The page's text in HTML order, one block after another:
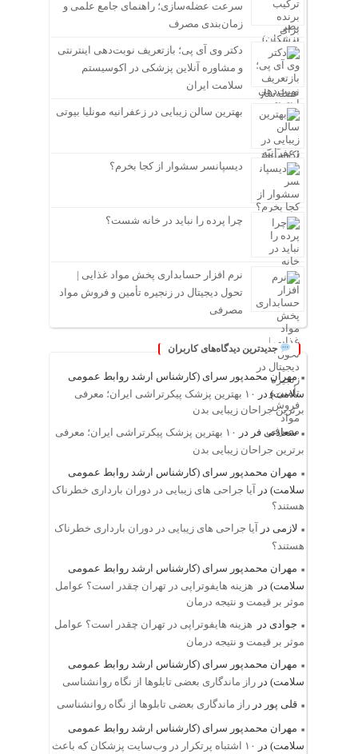
سرعت عضله‌سازی؛ راهنمای جامع علمی و
زمان‌بندی مصرف
دکتر وی آی پی؛ بازتعریف نوبت‌دهی اینترنتی
و مشاوره آنلاین پزشکی در اکوسیستم
سلامت ایران
بهترین سالن زیبایی در زعفرانیه مونلیا بیوتی
دیسپانسر سشوار از کجا بخرم؟
چرا پرده را نباید در خانه شست؟
نرم افزار حسابداری پخش مواد غذایی |
تحول دیجیتال در زنجیره تأمین و فروش مواد
مصرفی
جدیدترین دیدگاه‌های کاربران
مهران محمدپور سرای (کارشناس ارشد روابط عمومی
سلامت) در
۱۰ بهترین پزشک پیکرتراشی ایران؛ معرفی
برترین جراحان زیبایی بدن
سعادتی فر در
۱۰ بهترین پزشک پیکرتراشی ایران؛ معرفی
برترین جراحان زیبایی بدن
مهران محمدپور سرای (کارشناس ارشد روابط عمومی
سلامت) در
آیا جراحی های زیبایی در دوران بارداری خطرناک
هستند؟
لازمی در
آیا جراحی های زیبایی در دوران بارداری خطرناک
هستند؟
مهران محمدپور سرای (کارشناس ارشد روابط عمومی
سلامت) در
هزینه هایفوتراپی در تهران چقدر است؟ عوامل
موثر بر قیمت و نتیجه درمان
جوادی در
هزینه هایفوتراپی در تهران چقدر است؟ عوامل
موثر بر قیمت و نتیجه درمان
مهران محمدپور سرای (کارشناس ارشد روابط عمومی
سلامت) در راز ماندگاری بعضی تابلوها از نگاه روانشناسی
قلی پور در راز ماندگاری بعضی تابلوها از نگاه روانشناسی
مهران محمدپور سرای (کارشناس ارشد روابط عمومی
سلامت) در ۱۰ اشتباه پرتکرار در وب‌سایت پزشکان که باعث